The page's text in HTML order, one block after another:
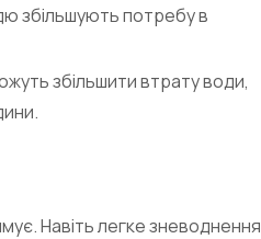
збільшують потребу в
збільшити втрату води,
Навіть легке зневоднення